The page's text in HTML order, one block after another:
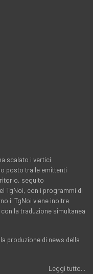
scalato i vertici
posto tra le emittenti
seguito
TgNoi, con i programmi di
il TgNoi viene inoltre
la traduzione simultanea
produzione di news della
Leggi tutto...